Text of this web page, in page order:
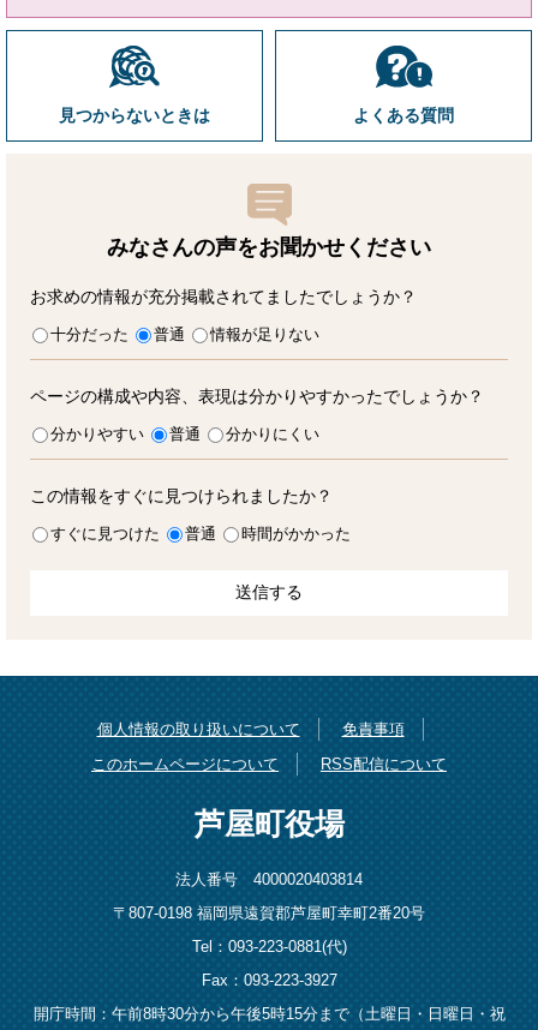
見つからないときは よくある質問
みなさんの声をお聞かせ ください
お求めの情報が充分掲載されてましたでしょうか？
十分だった 普通 情報が足りない
ページの構成や内容、表現は分かりやすかったでしょうか？
分かりやすい 普通 分かりにくい
この情報をすぐに見つけられましたか？
すぐに見つけた 普通 時間がかかった
個人情報の取り扱いについて
免責事項
このホームページについて
RSS配信について
芦屋町役場
法人番号 4000020403814
〒807-0198 福岡県遠賀郡芦屋町幸町2番20号
Tel：093-223-0881(代)
Fax：093-223-3927
開庁時間：午前8時30分から午後5時15分まで（土曜日・日曜日・祝